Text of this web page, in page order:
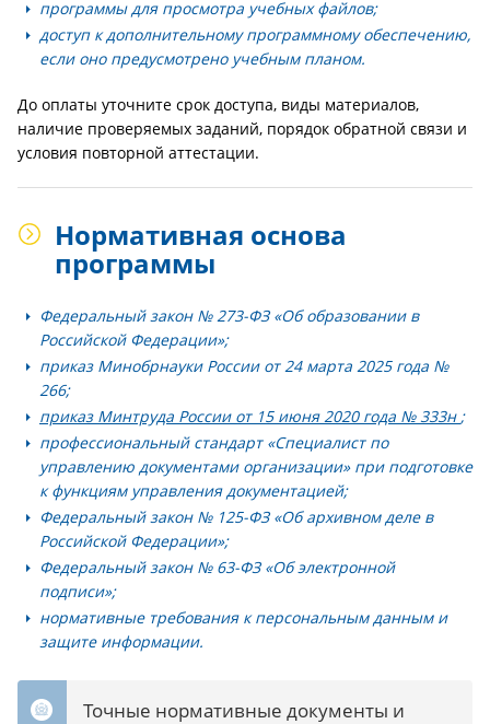
программы для просмотра учебных файлов;
доступ к дополнительному программному обеспечению,
если оно предусмотрено учебным планом.
До оплаты уточните срок доступа, виды материалов,
наличие проверяемых заданий, порядок обратной связи и
условия повторной аттестации.
Нормативная основа
программы
Федеральный закон № 273-ФЗ «Об образовании в
Российской Федерации»;
приказ Минобрнауки России от 24 марта 2025 года №
266;
приказ Минтруда России от 15 июня 2020 года № 333н ;
профессиональный стандарт «Специалист по
управлению документами организации» при подготовке
к функциям управления документацией;
Федеральный закон № 125-ФЗ «Об архивном деле в
Российской Федерации»;
Федеральный закон № 63-ФЗ «Об электронной
подписи»;
нормативные требования к персональным данным и
защите информации.
Точные нормативные документы и